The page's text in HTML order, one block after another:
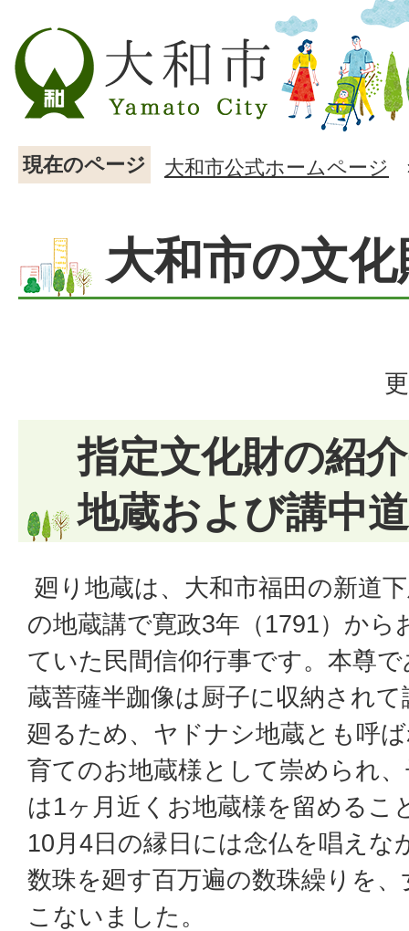
現在のページ 大和市公式ホームページ
大和市の文化
指定文化財の紹
地蔵および講中
廻り地蔵は、大和市福田の新道
の地蔵講で寛政3年（1791）から
ていた民間信仰行事です。本尊
蔵菩薩半跏像は厨子に収納され
廻るため、ヤドナシ地蔵とも呼
育てのお地蔵様として崇められ
は1ヶ月近くお地蔵様を留めるこ
10月4日の縁日には念仏を唱えな
数珠を廻す百万遍の数珠繰りを
こないました。